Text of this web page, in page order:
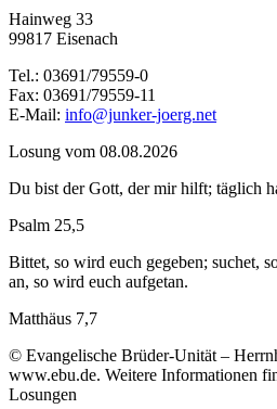
Hainweg 33
99817 Eisenach
Tel.: 03691/79559-0
Fax: 03691/79559-11
E-Mail: info@junker-joerg.net
Losung vom 08.08.2026
Du bist der Gott, der mir hilft; täglich
Psalm 25,5
Bittet, so wird euch gegeben; suchet,
an, so wird euch aufgetan.
Matthäus 7,7
© Evangelische Brüder-Unität –
www.ebu.de. Weitere Informationen
Losungen